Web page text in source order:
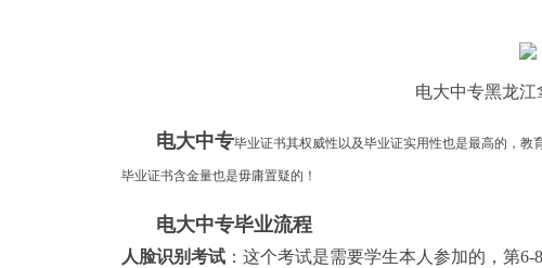
电大中专黑龙江
电大中专毕业证书其权威性以及毕业证实用性也是最高的，
毕业证书含金量也是毋庸置疑的！
电大中专毕业流程
人脸识别考试 ：这个考试是需要学生本人参加的，第